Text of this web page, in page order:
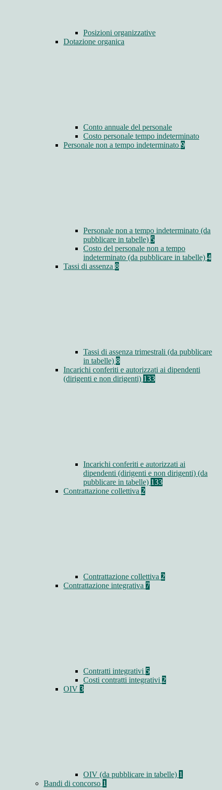
Posizioni organizzative
Dotazione organica
Conto annuale del personale
Costo personale tempo indeterminato
Personale non a tempo indeterminato 9
Personale non a tempo indeterminato (da
pubblicare in tabelle) 5
Costo del personale non a tempo
indeterminato (da pubblicare in tabelle) 4
Tassi di assenza 8
Tassi di assenza trimestrali (da pubblicare
in tabelle) 8
Incarichi conferiti e autorizzati ai dipendenti
(dirigenti e non dirigenti) 133
Incarichi conferiti e autorizzati ai
dipendenti (dirigenti e non dirigenti) (da
pubblicare in tabelle) 133
Contrattazione collettiva 2
Contrattazione collettiva 2
Contrattazione integrativa 7
Contratti integrativi 5
Costi contratti integrativi 2
OIV 3
OIV (da pubblicare in tabelle) 1
Bandi di concorso 1